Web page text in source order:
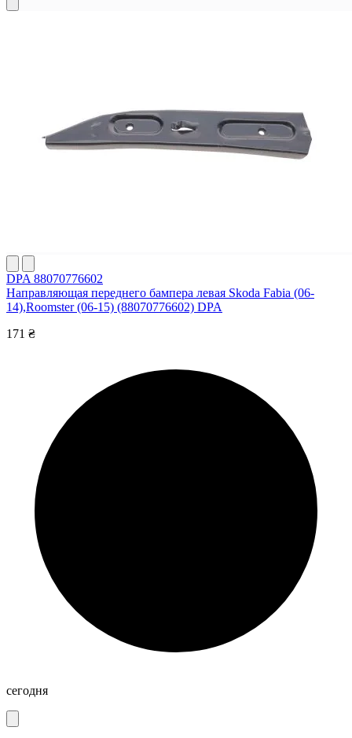
DPA 88070776602
Направляющая переднего бампера левая Skoda Fabia (06-
14),Roomster (06-15) (88070776602) DPA
171 ₴
сегодня